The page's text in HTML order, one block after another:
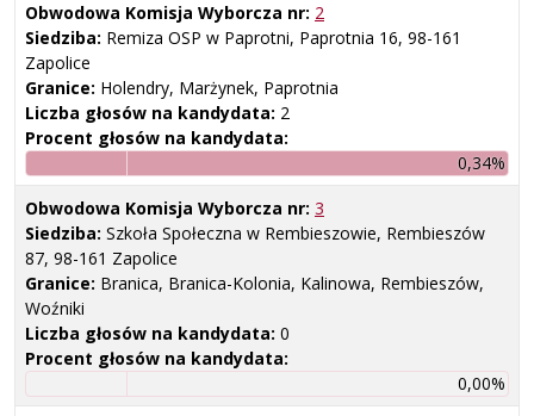
Obwodowa Komisja Wyborcza nr: 2
Siedziba: Remiza OSP w Paprotni, Paprotnia 16, 98-161
Zapolice
Granice: Holendry, Marżynek, Paprotnia
Liczba głosów na kandydata: 2
Procent głosów na kandydata:
0,34%
Obwodowa Komisja Wyborcza nr: 3
Siedziba: Szkoła Społeczna w Rembieszowie, Rembieszów
87, 98-161 Zapolice
Granice: Branica, Branica-Kolonia, Kalinowa, Rembieszów,
Woźniki
Liczba głosów na kandydata: 0
Procent głosów na kandydata:
0,00%